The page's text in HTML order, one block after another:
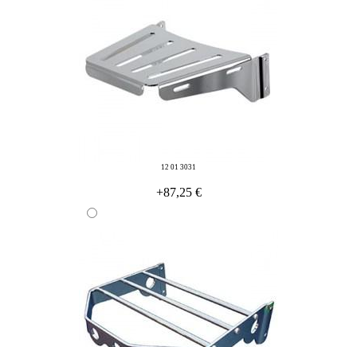
12 01 3031
+87,25 €